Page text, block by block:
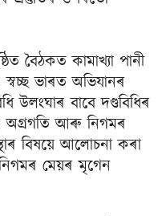
বৈঠকত কামাখ্যা পানী
স্বচ্ছ ভাৰত অভিযানৰ
উলংঘাৰ বাবে দণ্ডবিধিৰ
অগ্ৰগতি আৰু নিগমৰ
বিষয়ে আলোচনা কৰা
মেয়ৰ মৃগেন